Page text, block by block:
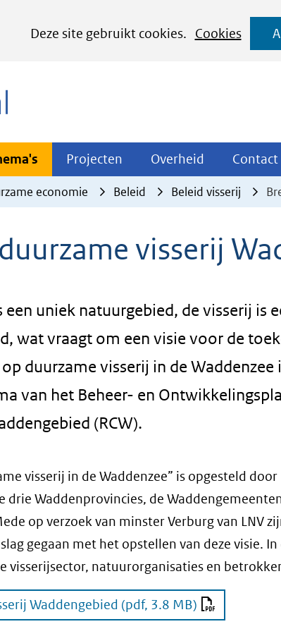
Deze site gebruikt cookies.
Cookies
Thema's
Uitklappen
Projecten Projecten
Uitklappen
Overheid Overheid
Uitklappen
Contact
economie Beleid Beleid visserij
visserij
een uniek natuurgebied, de visserij is
wat vraagt om een visie voor de
duurzame visserij in de
van het Beheer- en
(RCW).
visserij in de Waddenzee” is opgesteld
drie Waddenprovincies, de
op verzoek van minster Verburg van LNV
gegaan met het opstellen van deze visie.
visserijsector, natuurorganisaties en
Waddengebied (pdf, 3.8 MB)